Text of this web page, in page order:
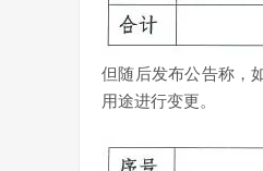
但随后发布公告称，
用途进行变更。